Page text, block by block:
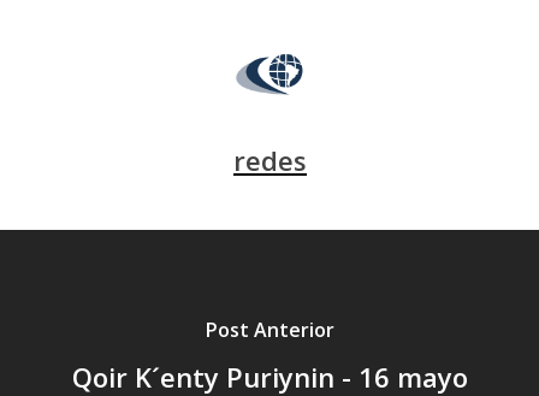
redes
Post Anterior
Qoir K´enty Puriynin - 16 mayo